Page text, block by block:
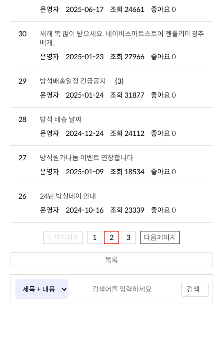
운영자
2025-06-17 조회 24661 좋아요 0
30
베개..
운영자
2025-01-23 조회 27966 좋아요 0
29 방석배송일정 긴급공지
(3)
운영자
2025-01-24 조회 31877 좋아요 0
28
방석 배송 날짜
운영자
2024-12-24 조회 24112 좋아요 0
27
방석원가나눔 이벤트 연장합니다
운영자
2025-01-09 조회 18534 좋아요 0
26
24년 박싱데이 안내
운영자
2024-10-16 조회 23339 좋아요 0
이전페이지 1 2 3 다음페이지
검색
목록